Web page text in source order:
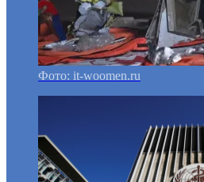
Фото: it-woomen.ru